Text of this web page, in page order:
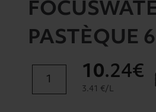
PASTÈQUE
10.24€
3.41 €/L